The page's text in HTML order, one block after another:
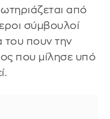
από
σύμβουλοί
του πουν την
που μίλησε υπό